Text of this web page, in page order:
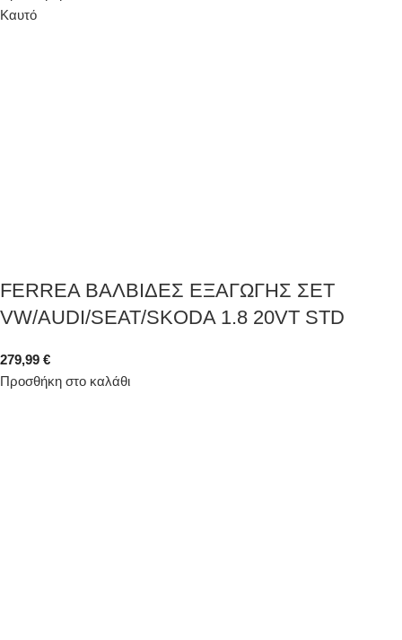
Καυτό
FERREA ΒΑΛΒΙΔΕΣ ΕΞΑΓΩΓΗΣ ΣΕΤ
VW/AUDI/SEAT/SKODA 1.8 20VT STD
279,99 €
Προσθήκη στο καλάθι